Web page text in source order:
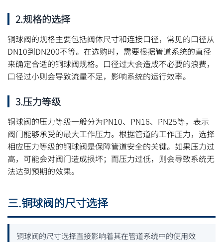
2.规格的选择
铜球阀的规格主要包括阀体尺寸和连接口径，常见的口径从
DN10到DN200不等。在选购时，需要根据管道系统的直径
来确定合适的铜球阀规格。口径过大会造成不必要的浪费，
口径过小则会导致流量不足，影响系统的运行效率。
3.压力等级
铜球阀的压力等级一般分为PN10、PN16、PN25等，表示
阀门能够承受的最大工作压力。根据管道的工作压力，选择
相应压力等级的铜球阀是保障管道安全的关键。如果压力过
高，可能会对阀门造成损坏；而压力过低，则会导致系统无
法达到预期的效果。
三.铜球阀的尺寸选择
铜球阀的尺寸选择直接影响着其在管道系统中的使用效